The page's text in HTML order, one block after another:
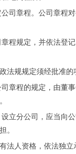
章程。公司章程对
规定，并依法登记
规规定须经批准的
程的规定，由董事
分公司，应当向公
。
人资格，依法独立